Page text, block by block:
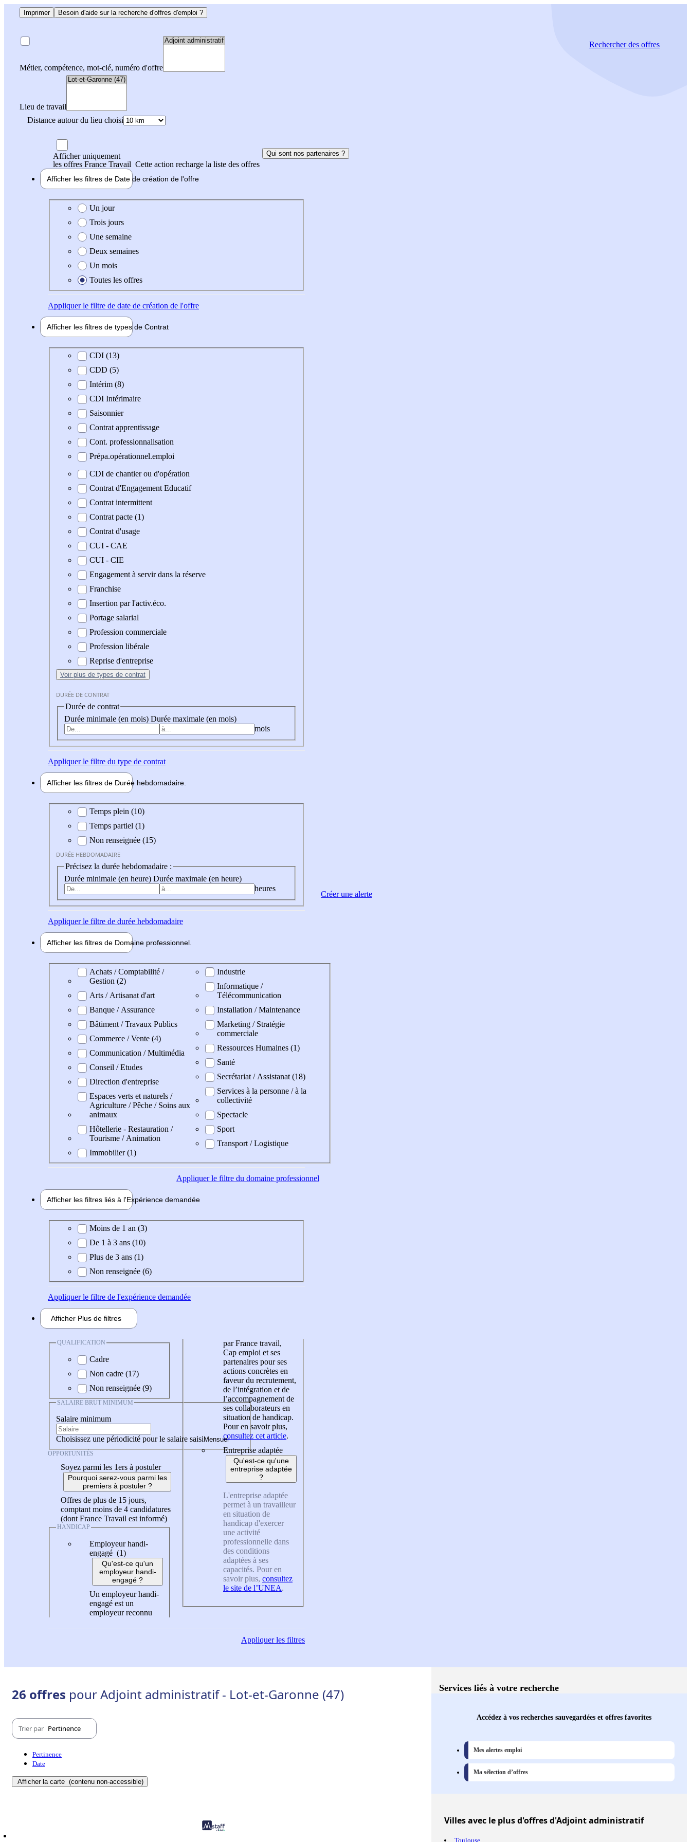
Imprimer Besoin d'aide sur la recherche d'offres d'emploi ?
Métier, compétence, mot-clé, numéro d'offre
Lieu de travail
Distance autour du lieu choisi
Rechercherdes offres
Afficher uniquement
les offres France Travail Cette action recharge la liste des offres
Qui sont nos partenaires ?
Afficher les filtres de Date de création de l'offre
Date de création de l'offre
Un jour
Trois jours
Une semaine
Deux semaines
Un mois
Toutes les offres
Appliquerle filtre de date de création de l'offre
Afficher les filtres de types de Contrat
Type de contratCDI (13)
CDD (5)
Intérim (8)
CDI Intérimaire
Saisonnier
Contrat apprentissage
Cont. professionnalisation
Prépa.opérationnel.emploi
CDI de chantier ou d'opération
Contrat d'Engagement Educatif
Contrat intermittent
Contrat pacte (1)
Contrat d'usage
CUI - CAE
CUI - CIE
Engagement à servir dans la réserve
Franchise
Insertion par l'activ.éco.
Portage salarial
Profession commerciale
Profession libérale
Reprise d'entreprise
Voir plus de types de contrat
DURÉE DE CONTRAT
Durée de contrat
Durée minimale (en mois) Durée maximale (en mois)
mois
Appliquerle filtre du type de contrat
Afficher les filtres de Durée hebdomadaire
Durée hebdomadaire
Temps plein (10)
Temps partiel (1)
Non renseignée (15)
DURÉE HEBDOMADAIRE
Précisez la durée hebdomadaire :
Durée minimale (en heure) Durée maximale (en heure)
heures
Appliquerle filtre de durée hebdomadaire
Afficher les filtres de Domaine professionnel
Domaine professionel
Achats / Comptabilité /
Gestion (2)
Arts / Artisanat d'art
Banque / Assurance
Bâtiment / Travaux Publics
Commerce / Vente (4)
Communication / Multimédia
Conseil / Etudes
Direction d'entreprise
Espaces verts et naturels /
Agriculture / Pêche / Soins aux
animaux
Hôtellerie - Restauration /
Tourisme / Animation
Immobilier (1)
Industrie
Informatique /
Télécommunication
Installation / Maintenance
Marketing / Stratégie
commerciale
Ressources Humaines (1)
Santé
Secrétariat / Assistanat (18)
Services à la personne / à la
collectivité
Spectacle
Sport
Transport / Logistique
Appliquerle filtre du domaine professionnel
Afficher les filtres liés à l'Expérience demandée
Expérience demandée
Moins de 1 an (3)
De 1 à 3 ans (10)
Plus de 3 ans (1)
Non renseignée (6)
Appliquerle filtre de l'expérience demandée
Afficher Plus de filtres
QUALIFICATION
Cadre
Non cadre (17)
Non renseignée (9)
SALAIRE BRUT MINIMUM
Salaire minimum
Choisissez une périodicité pour le salaire saisi
OPPORTUNITÉS
Soyez parmi les 1ers à postuler
Pourquoi serez-vous parmi les
premiers à postuler ?
Offres de plus de 15 jours,
comptant moins de 4 candidatures
(dont France Travail est informé)
HANDICAP
Employeur handi-
engagé (1)
Qu'est-ce qu'un
employeur handi-
engagé ?
Un employeur handi-
engagé est un
employeur reconnu
par France travail,
Cap emploi et ses
partenaires pour ses
actions concrètes en
faveur du recrutement,
de l’intégration et de
l’accompagnement de
ses collaborateurs en
situation de handicap.
Pour en savoir plus,
consultez cet article.
Entreprise adaptée
Qu'est-ce qu'une
entreprise adaptée
?
L'entreprise adaptée
permet à un travailleur
en situation de
handicap d'exercer
une activité
professionnelle dans
des conditions
adaptées à ses
capacités. Pour en
savoir plus, consultez
le site de l’UNEA.
Appliquerles filtres
Créer une alerte
26 offres pour Adjoint administratif - Lot-et-Garonne (47)
Trier par Pertinence
Pertinence
Date
Afficher la carte (contenu non-accessible)
Services liés à votre recherche
Accédez à vos recherches sauvegardées et offres favorites
Mes alertes emploi
Ma sélection d’offres
Villesavec le plus d'offres d'Adjoint administratif
Toulouse